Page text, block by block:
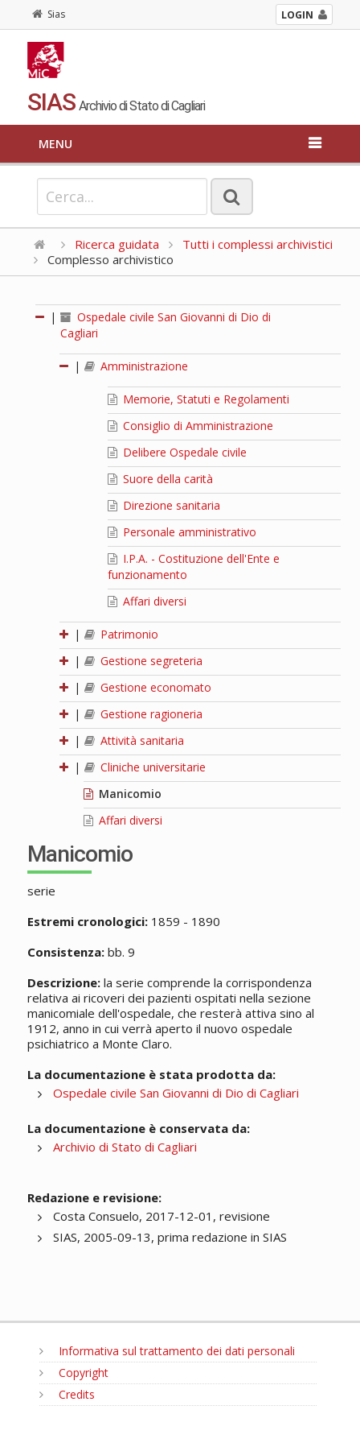
Sias LOGIN
SIAS Archivio di Stato di Cagliari
MENU
Ricerca guidata
Tutti i complessi archivistici
Complesso archivistico
|
Ospedale civile San Giovanni di Dio di
Cagliari
| Amministrazione
Memorie, Statuti e Regolamenti
Consiglio di Amministrazione
Delibere Ospedale civile
Suore della carità
Direzione sanitaria
Personale amministrativo
I.P.A. - Costituzione dell'Ente e
funzionamento
Affari diversi
|
Patrimonio
|
Gestione segreteria
|
Gestione economato
|
Gestione ragioneria
|
Attività sanitaria
|
Cliniche universitarie
Manicomio
Affari diversi
Manicomio
serie
Estremi cronologici:1859 - 1890
Consistenza:bb. 9
Descrizione:la serie comprende la corrispondenza
relativa ai ricoveri dei pazienti ospitati nella sezione
manicomiale dell'ospedale, che resterà attiva sino al
1912, anno in cui verrà aperto il nuovo ospedale
psichiatrico a Monte Claro.
La documentazione è stata prodotta da:
Ospedale civile San Giovanni di Dio di Cagliari
La documentazione è conservata da:
Archivio di Stato di Cagliari
Redazione e revisione:
Costa Consuelo, 2017-12-01, revisione
SIAS, 2005-09-13, prima redazione in SIAS
Informativa sul trattamento dei dati personali
Copyright
Credits